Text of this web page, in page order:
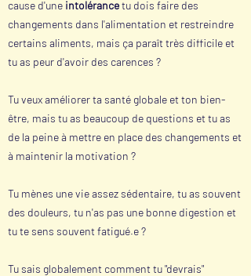
cause d'une intolérancetu dois faire des
changements dans l'alimentation et restreindre
certains aliments, mais ça paraît très difficile et
tu as peur d'avoir des carences ?
Tu veux améliorer ta santé globale et ton bien-
être, mais tu as beaucoup de questions et tu as
de la peine à mettre en place des changements et
à maintenir la motivation ?
Tu mènes une vie assez sédentaire, tu as souvent
des douleurs, tu n'as pas une bonne digestion et
tu te sens souvent fatigué.e ?
Tu sais globalement comment tu "devrais"